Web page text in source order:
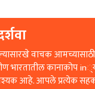
वाचक आमच्यासाठी
भारतातील कानाकोप
आहे. आपले प्रत्येक